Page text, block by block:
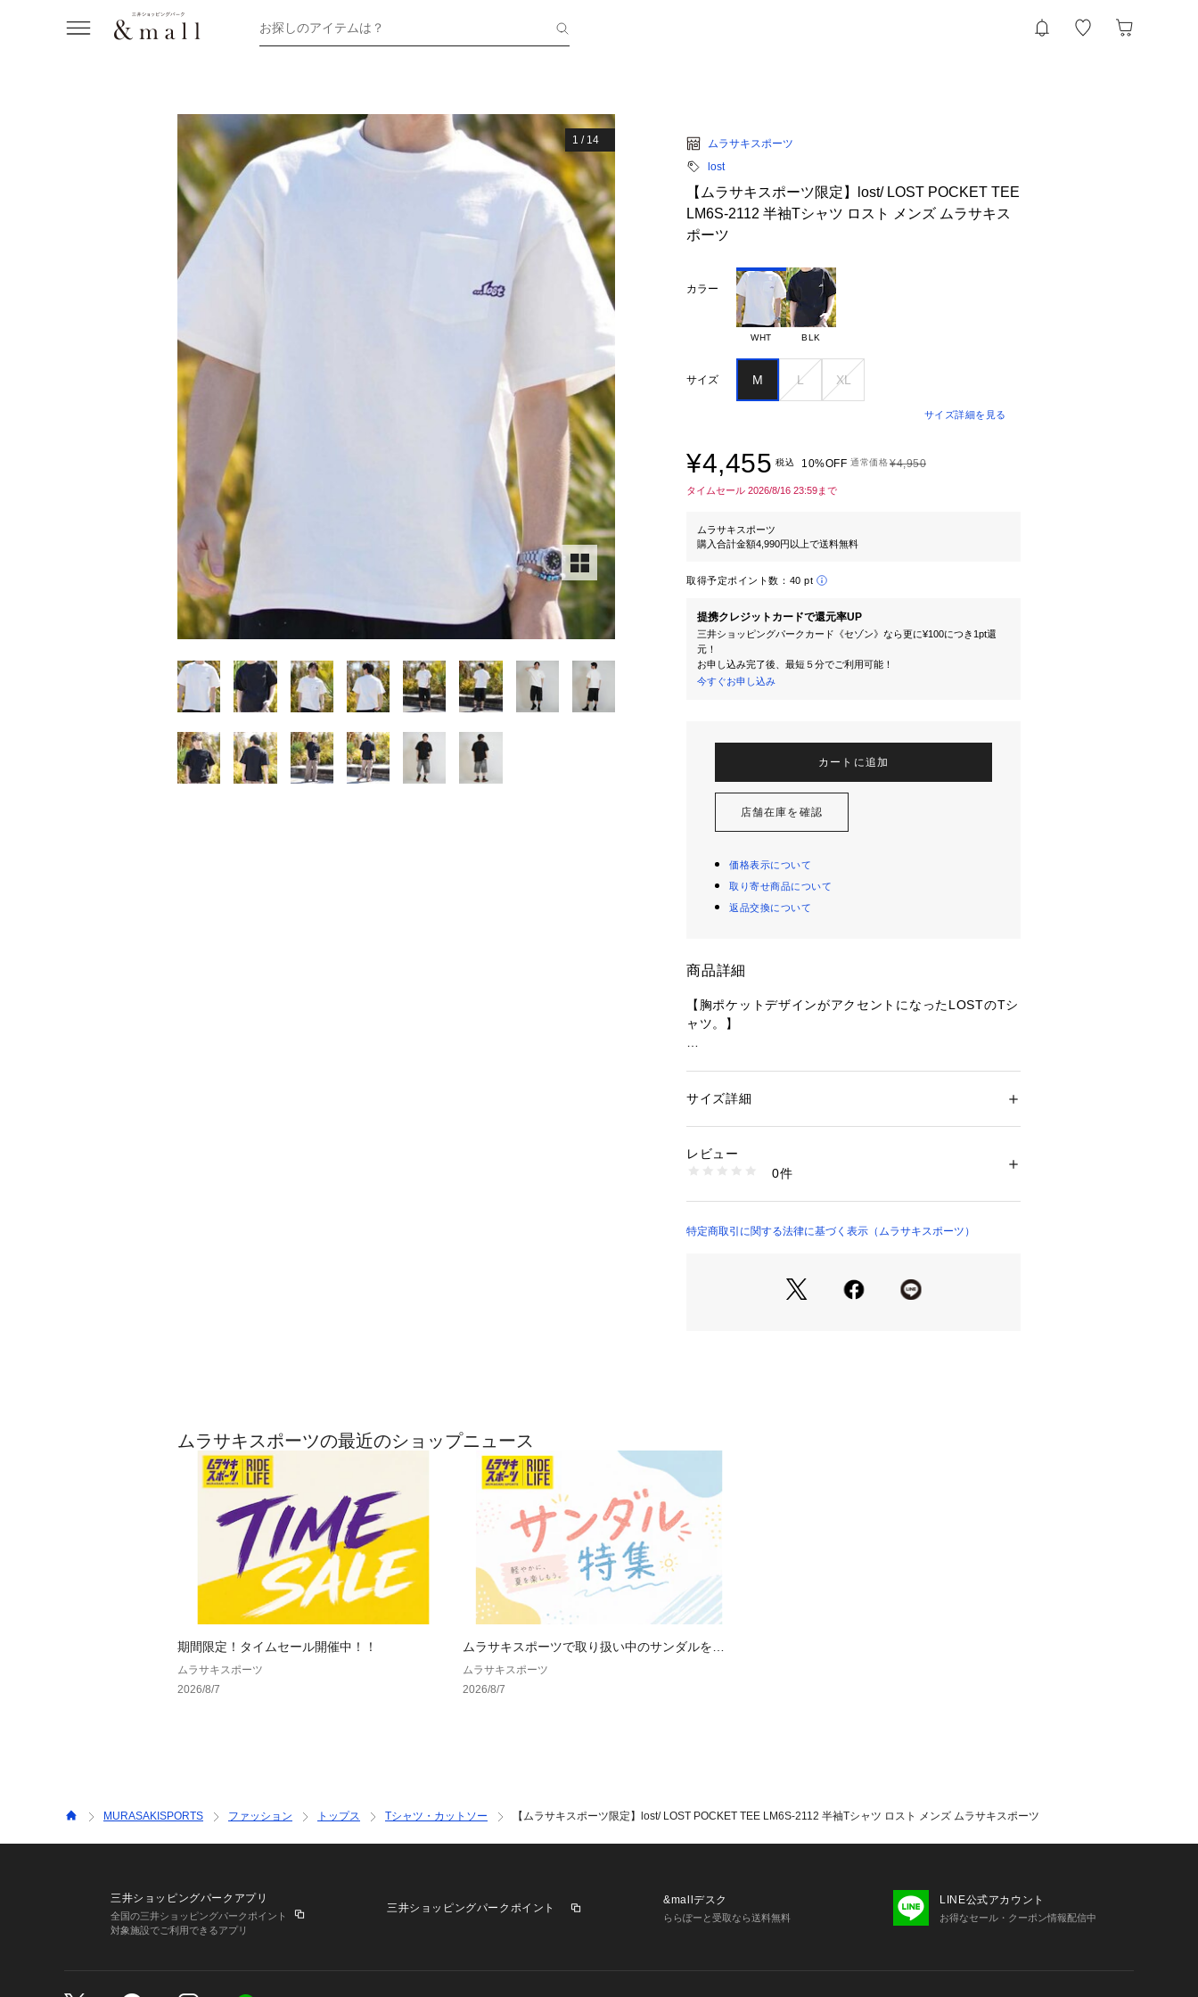
お探しのアイテムは？
1 / 14
ムラサキスポーツ
lost
【ムラサキスポーツ限定】lost/ LOST POCKET TEE
LM6S-2112 半袖Tシャツ ロスト メンズ ムラサキス
ポーツ
カラー
WHT BLK
サイズ M L XL
サイズ詳細を見る
¥4,455 税込 10%OFF 通常価格¥4,950
タイムセール 2026/8/16 23:59まで
ムラサキスポーツ
購入合計金額4,990円以上で送料無料
取得予定ポイント数： 40 pt
提携クレジットカードで還元率UP
三井ショッピングパークカード《セゾン》なら更に¥100につき1pt還
元！
お申し込み完了後、最短５分でご利用可能！
今すぐお申し込み
カートに追加
店舗在庫を確認
価格表示について
取り寄せ商品について
返品交換について
商品詳細
【胸ポケットデザインがアクセントになったLOSTのTシ
ャツ。】
●しっかりとした肉厚感と優れた耐久性が特徴で、着用
す。
※掲載画像に関しましては、屋外や屋内での光の当たり
※サイト内でのカラー名と、お届け商品に記載されてい
ざいます。
・・・・・・・・・・・・・・・・・・・・・・
★お気に入り登録のおすすめ★
お気に入り登録商品は、マイページにて現在の価格情報
や在庫状況の確認が可能です。
お買い物リストの管理に是非ご利用下さい。
性別：メンズ
商品番号：
LM6S-2112 （ショップ）
サイズ詳細
レビュー
0件
特定商取引に関する法律に基づく表示（ムラサキスポーツ）
ムラサキスポーツの最近のショップニュース
期間限定！タイムセール開催中！！
ムラサキスポーツ
2026/8/7
ムラサキスポーツで取り扱い中のサンダルをま
とめてご紹介♪
ムラサキスポーツ
2026/8/7
MURASAKISPORTS ファッション トップス Tシャツ・カットソー 【ムラサキスポーツ限定】lost/ LOST POCKET TEE LM6S-2112 半袖Tシャツ ロスト メンズ ムラサキスポーツ
三井ショッピングパークアプリ
全国の三井ショッピングパークポイント
対象施設でご利用できるアプリ
三井ショッピングパークポイント
&mallデスク
ららぽーと受取なら送料無料
LINE公式アカウント
お得なセール・クーポン情報配信中